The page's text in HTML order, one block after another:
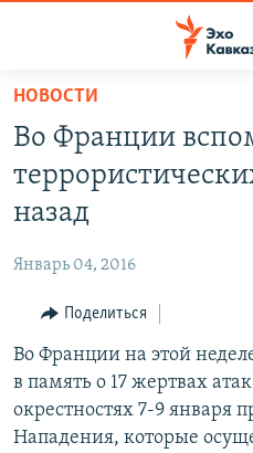
Вернуться
основному
содержанию
Вернутся
главной
навигации
Вернутся
поиску
ТБИЛИСИ
СУХУМИ
ВЕСЬ КАВКАЗ
СЕВЕРНЫЙ КАВКАЗ
АРМЕНИЯ
ТЕМЫ
ПОЛИТИКА
ОБЩЕСТВО
РУБРИКИ
ГОСТЬ НЕДЕЛИ
ВИДЕО
АУДИО
НОВОСТИ
Во Франции
назад
Январь 04, 2016
Поделиться
Во Франции на этой
в память о 17 жертвах
окрестностях 7-9 января
Нападения, которые